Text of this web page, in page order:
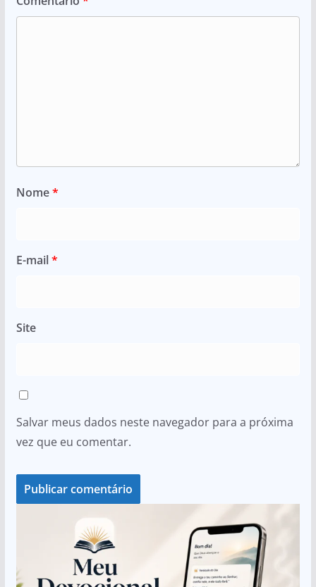
Nome*
E-mail*
Site
Salvar meus dados neste navegador para a próxima
vez que eu comentar.